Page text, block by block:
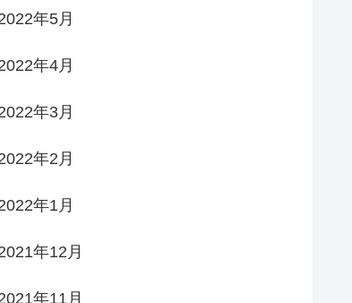
年5月
年4月
年3月
年2月
年1月
年12月
年11月